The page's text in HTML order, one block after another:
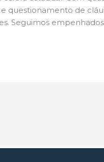
questionamento de
Seguimos